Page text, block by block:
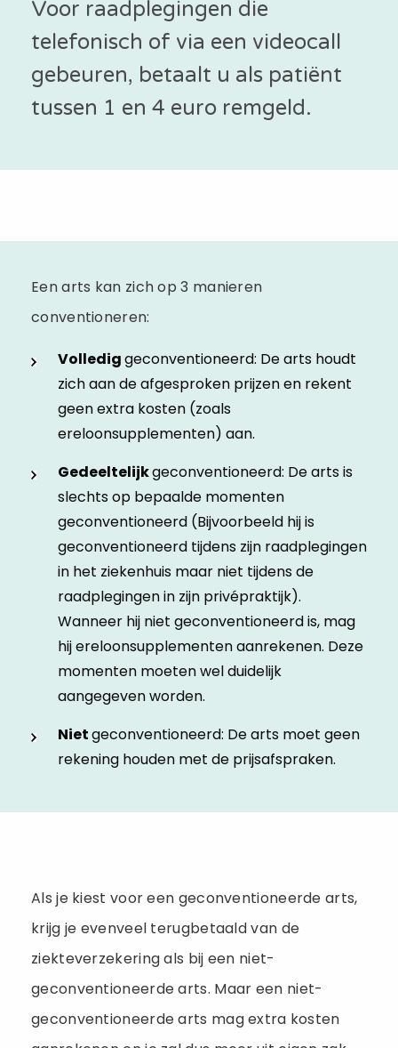
Voor raadplegingen die
telefonisch of via een videocall
gebeuren, betaalt u als patiënt
tussen 1 en 4 euro remgeld.
Een arts kan zich op 3 manieren
conventioneren:
Vollediggeconventioneerd: De arts houdt
zich aan de afgesproken prijzen en rekent
geen extra kosten (zoals
ereloonsupplementen) aan.
Gedeeltelijkgeconventioneerd: De arts is
slechts op bepaalde momenten
geconventioneerd (Bijvoorbeeld hij is
geconventioneerd tijdens zijn raadplegingen
in het ziekenhuis maar niet tijdens de
raadplegingen in zijn privépraktijk).
Wanneer hij niet geconventioneerd is, mag
hij ereloonsupplementen aanrekenen. Deze
momenten moeten wel duidelijk
aangegeven worden.
Nietgeconventioneerd: De arts moet geen
rekening houden met de prijsafspraken.
Als je kiest voor een geconventioneerde arts,
krijg je evenveel terugbetaald van de
ziekteverzekering als bij een niet-
geconventioneerde arts. Maar een niet-
geconventioneerde arts mag extra kosten